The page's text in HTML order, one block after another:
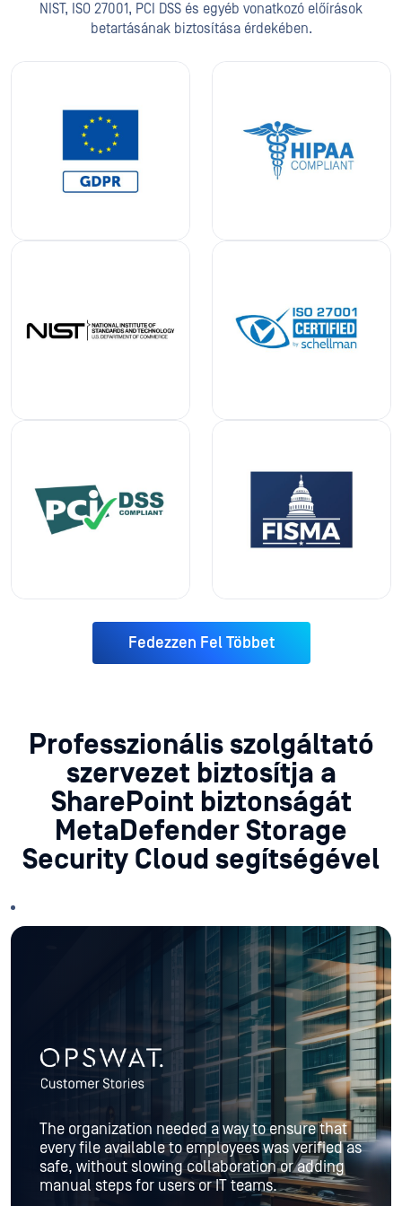
NIST, ISO 27001, PCI DSS és egyéb vonatkozó előírások
betartásának biztosítása érdekében.
Fedezzen Fel Többet
Professzionális szolgáltató
szervezet biztosítja a
SharePoint biztonságát
MetaDefender Storage
Security Cloud segítségével
The organization needed a way to ensure that
every file available to employees was verified as
safe, without slowing collaboration or adding
manual steps for users or IT teams.